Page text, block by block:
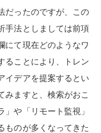
だったのですが、この
手法としましては前項
にて現在どのようなワ
ることにより、トレン
イデアを提案するとい
みますと、検索がおこ
や「リモート監視」
ものが多くなってきた